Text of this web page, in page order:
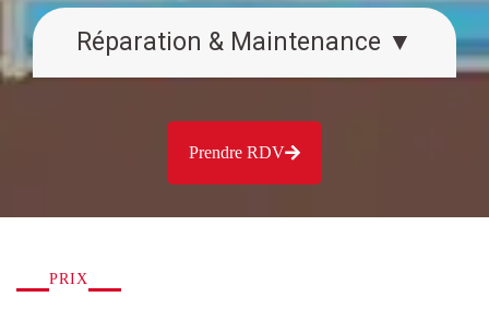
Réparation & Maintenance ▼
Prendre RDV
PRIX